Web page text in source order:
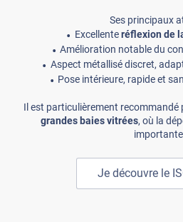
Ses principaux
Excellenteréflexion de
Amélioration notable du
Aspect métallisé discret,
Pose intérieure, rapide et
Il est particulièrement recommandé
grandes baies vitrées, où la
Je découvre le